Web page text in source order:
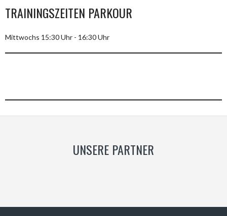
TRAININGSZEITEN PARKOUR
Mittwochs 15:30 Uhr - 16:30 Uhr
UNSERE PARTNER